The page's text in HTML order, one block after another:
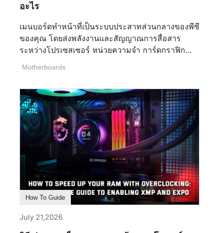
กายภาพ การสะท้อน และการส่องสว่างทั่วโลก สูง
ใกล้ ปานกลาง (โดยทั่วไปใช้ VRAM มากกว่า) รูปทรง
(LOD, ระยะการวาด, Tessellation) รายละเอียดทาง
เรขาคณิตที่คงอยู่ในระยะไกล ต่ำ–ปานกลาง Post FX
([...]
อะไร
เมนบอร์ดทำหน้าที่เป็นระบบประสาทส่วนกลางของพีซี
ของคุณ โดยส่งพลังงานและสัญญาณการสื่อสาร
ระหว่างโปรเซสเซอร์ หน่วยความจำ การ์ดกราฟิก
ที่สุดโดยไม่มีความขัดแย้งของฮาร์ดแวร์ ตั้งแต่ขั้วต่อ
พลังงานที่ง่ายและสำคัญที่สุดไปจนถึงยูทิลิตี้การโอ
เวอร์คล็อกที่มีคุณสมบัติเข้าขั้นสูง คู่มือพอร์ตที่
ครอบคลุมนี้จะช่วยให้การทำพีซีด้วยตัวเองเป็นไป
อย่างราบรื่นและสนุกสนานยิ่งขึ้น ไม่ว่าคุณจะสร้าง
ด้วยเมนบอร์ด MSI ที่ใช้ AMD หรือ Intel ขั้วต่อ
พลังงานและระบบระบายความร้อนบนบอร์ด
ATX_PWR (24-pin): เชื่อมต่อกับชุดจ่ายพลังงาน
(PSU) เพื่อส่งพลังงานหลักไปยังเมนบอร์ด CPU_PWR
(8-pin หรือ 4-pin): จัดหาพลังงานเฉพาะสำหรับ
CPU; ต้องการการเชื่อมต่อสายเคเบิลพลังงาน CPU
Motherboards
How To Guide
July 21,2026